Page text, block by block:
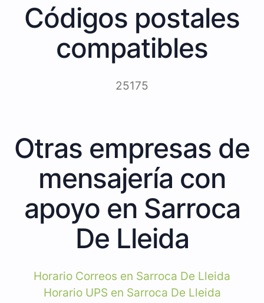
Códigos postales
compatibles
25175
Otras empresas de
mensajería con
apoyo en Sarroca
De Lleida
Horario Correos en Sarroca De Lleida
Horario UPS en Sarroca De Lleida